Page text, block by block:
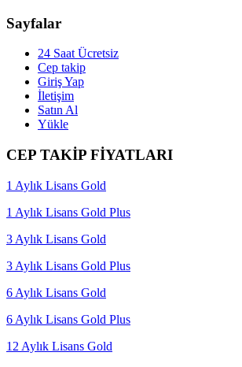
Sayfalar
24 Saat Ücretsiz
Cep takip
Giriş Yap
İletişim
Satın Al
Yükle
CEP TAKİP FİYATLARI
1 Aylık Lisans Gold
1 Aylık Lisans Gold Plus
3 Aylık Lisans Gold
3 Aylık Lisans Gold Plus
6 Aylık Lisans Gold
6 Aylık Lisans Gold Plus
12 Aylık Lisans Gold